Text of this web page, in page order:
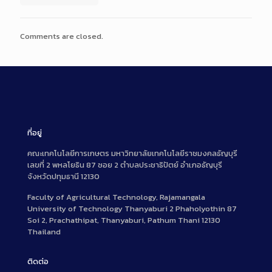
Comments are closed.
ที่อยู่
คณะเทคโนโลยีการเกษตร มหาวิทยาลัยเทคโนโลยีราชมงคลธัญบุรี
เลขที่ 2 พหลโยธิน 87 ซอย 2 ตำบลประชาธิปัตย์ อำเภอธัญบุรี
จังหวัดปทุมธานี 12130
Faculty of Agricultural Technology, Rajamangala
University of Technology Thanyaburi 2 Phaholyothin 87
Soi 2, Prachathipat, Thanyaburi, Pathum Thani 12130
Thailand
ติดต่อ